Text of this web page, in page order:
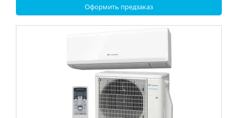
Оформить предзаказ